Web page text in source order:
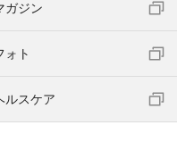
ガジン
ォト
ルスケア